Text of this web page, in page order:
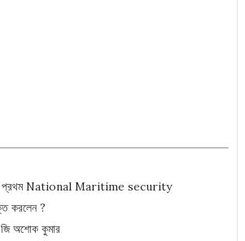
প্রথম National Maritime security
করলেন ?
অশোক কুমার